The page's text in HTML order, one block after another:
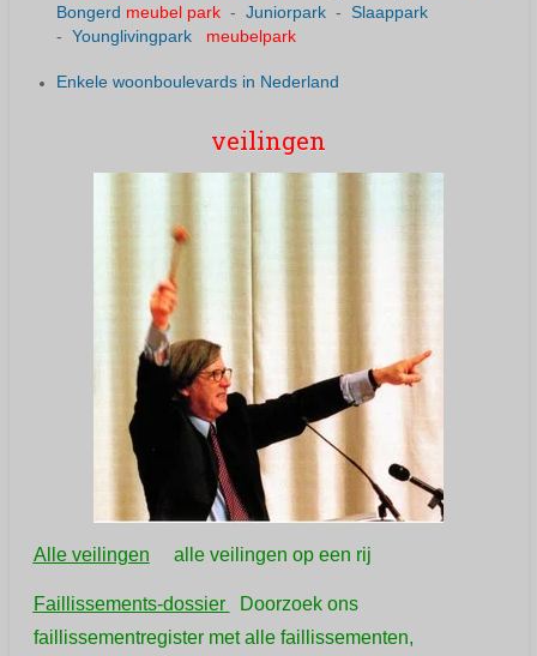
Bongerd meubel park - Juniorpark - Slaappark
- Younglivingpark meubelpark
Enkele woonboulevards in Nederland
veilingen
Alle veilingen alle veilingen op een rij
Faillissements-dossier
Doorzoek ons
faillissementregister met alle faillissementen,